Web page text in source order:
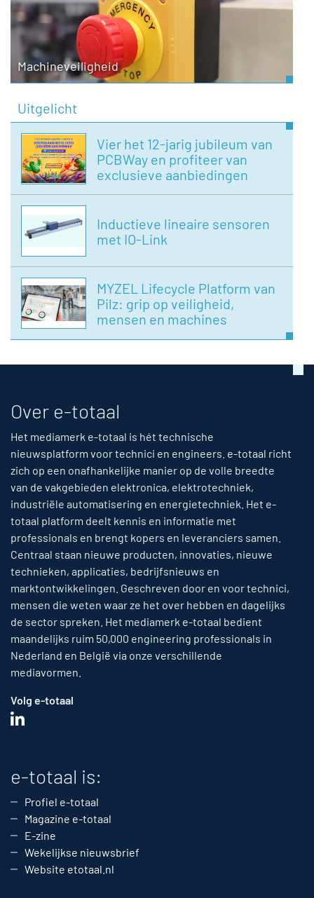
Machineveiligheid
Uitgelicht
Vier het 12-jarig jubileum van
PCBWay en profiteer van
exclusieve aanbiedingen
Inductieve lineaire sensoren
met IO-Link
MYZEL Lifecycle Platform van
Pilz: grip op veiligheid,
mensen en machines
Over e-totaal
Het mediamerk e-totaal is hét technische
nieuwsplatform voor technici en engineers. e-totaal richt
zich op een onafhankelijke manier op de volle breedte
van de vakgebieden elektronica, elektrotechniek,
industriële automatisering en energietechniek. Het e-
totaal platform deelt kennis en informatie met
professionals en brengt kopers en leveranciers samen.
Centraal staan nieuwe producten, innovaties, nieuwe
technieken, applicaties, bedrijfsnieuws en
marktontwikkelingen. Geschreven door en voor technici,
mensen die weten waar ze het over hebben en dagelijks
de sector spreken. Het mediamerk e-totaal bedient
maandelijks ruim 50,000 engineering professionals in
Nederland en België via onze verschillende
mediavormen.
Volg e-totaal
e-totaal is:
Profiel e-totaal
Magazine e-totaal
E-zine
Wekelijkse nieuwsbrief
Website etotaal.nl